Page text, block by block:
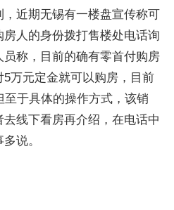
近期无锡有一楼盘宣传称可
人的身份拨打售楼处电话询
称，目前的确有零首付购房
万元定金就可以购房，目前
于具体的操作方式，该销
线下看房再介绍，在电话中
说。